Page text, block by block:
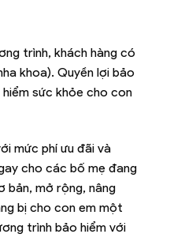
trình, khách hàng có
khoa). Quyền lợi bảo
sức khỏe cho con
mức phí ưu đãi và
cho các bố mẹ đang
bản, mở rộng, nâng
bị cho con em một
trình bảo hiểm với